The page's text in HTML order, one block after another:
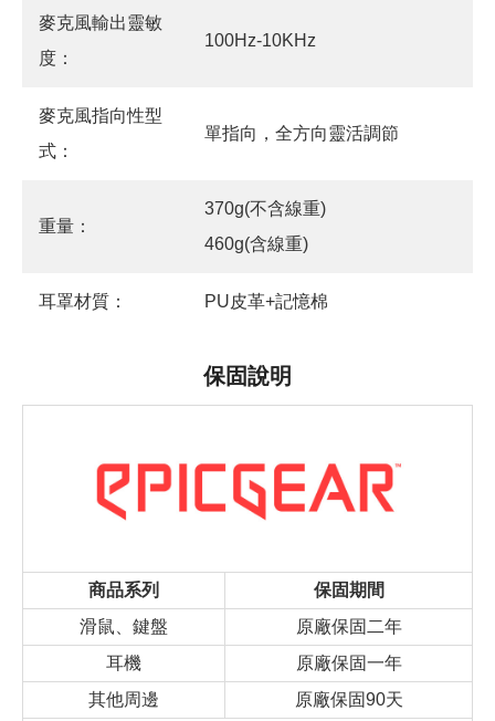
麥克風輸出靈敏
度：
100Hz-10KHz
麥克風指向性型
式：
單指向，全方向靈活調節
重量：
370g(不含線重)
460g(含線重)
耳罩材質： PU皮革+記憶棉
保固說明
商品系列
保固期間
滑鼠、鍵盤
原廠保固二年
耳機
原廠保固一年
其他周邊
原廠保固90天